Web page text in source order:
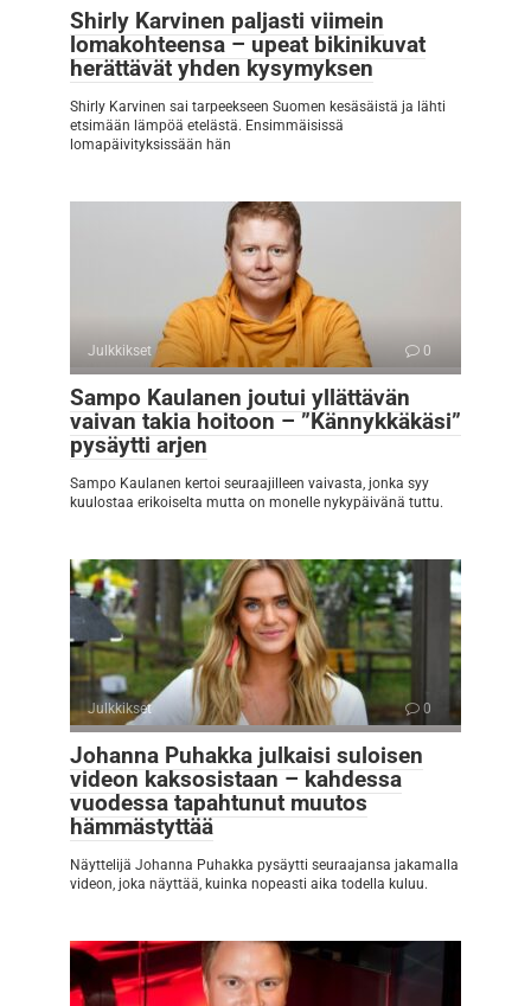
Shirly Karvinen paljasti viimein
lomakohteensa – upeat bikinikuvat
herättävät yhden kysymyksen
Shirly Karvinen sai tarpeekseen Suomen kesäsäistä ja lähti
etsimään lämpöä etelästä. Ensimmäisissä
lomapäivityksissään hän
Julkkikset 0
Sampo Kaulanen joutui yllättävän
vaivan takia hoitoon – ”Kännykkäkäsi”
pysäytti arjen
Sampo Kaulanen kertoi seuraajilleen vaivasta, jonka syy
kuulostaa erikoiselta mutta on monelle nykypäivänä tuttu.
Julkkikset 0
Johanna Puhakka julkaisi suloisen
videon kaksosistaan – kahdessa
vuodessa tapahtunut muutos
hämmästyttää
Näyttelijä Johanna Puhakka pysäytti seuraajansa jakamalla
videon, joka näyttää, kuinka nopeasti aika todella kuluu.